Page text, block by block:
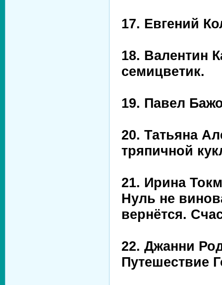
17. Евгений
18. Валентин
семицветик.
19. Павел
20. Татьяна
тряпичной
21. Ирина
Нуль не
вернётся.
22. Джанни
Путешествие